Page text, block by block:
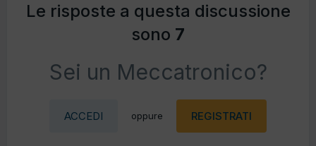
Le risposte a questa discussione
sono 7
Sei un Meccatronico?
ACCEDI oppure REGISTRATI